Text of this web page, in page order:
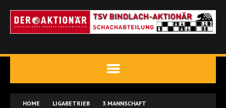
HOME LIGABETRIEB 3.MANNSCHAFT